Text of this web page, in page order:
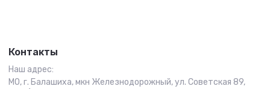
Контакты
Наш адрес:
МО, г. Балашиха, мкн Железнодорожный, ул. Советская 89,